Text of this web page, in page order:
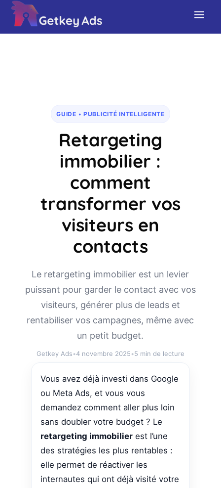
GUIDE • PUBLICITÉ INTELLIGENTE
Retargeting
immobilier :
comment
transformer vos
visiteurs en
contacts
Le retargeting immobilier est un levier
puissant pour garder le contact avec vos
visiteurs, générer plus de leads et
rentabiliser vos campagnes, même avec
un petit budget.
Getkey Ads•4 novembre 2025•5 min de lecture
Vous avez déjà investi dans Google
ou Meta Ads, et vous vous
demandez comment aller plus loin
sans doubler votre budget ? Le
retargeting immobilierest l’une
des stratégies les plus rentables :
elle permet de réactiver les
internautes qui ont déjà visité votre